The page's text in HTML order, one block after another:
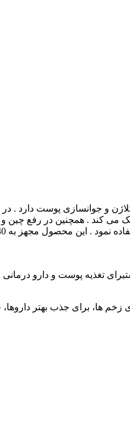
و جوانسازی پوست دارد
کند . همچنین در رفع چین
تغذیه پوست و دارو
ها، برای جذب بهتر